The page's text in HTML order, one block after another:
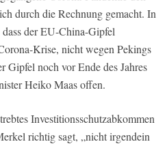
durch die Rechnung gemacht. In
der EU-China-Gipfel
Krise, nicht wegen Pekings
noch vor Ende des Jahres
Heiko Maas offen.
Investitionsschutzabkommen
richtig sagt, „nicht irgendein